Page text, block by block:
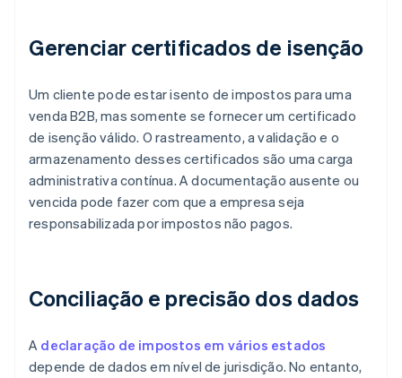
Gerenciar certificados de isenção
Um cliente pode estar isento de impostos para uma
venda B2B, mas somente se fornecer um certificado
de isenção válido. O rastreamento, a validação e o
armazenamento desses certificados são uma carga
administrativa contínua. A documentação ausente ou
vencida pode fazer com que a empresa seja
responsabilizada por impostos não pagos.
Conciliação e precisão dos dados
A declaração de impostos em vários estados
depende de dados em nível de jurisdição. No entanto,